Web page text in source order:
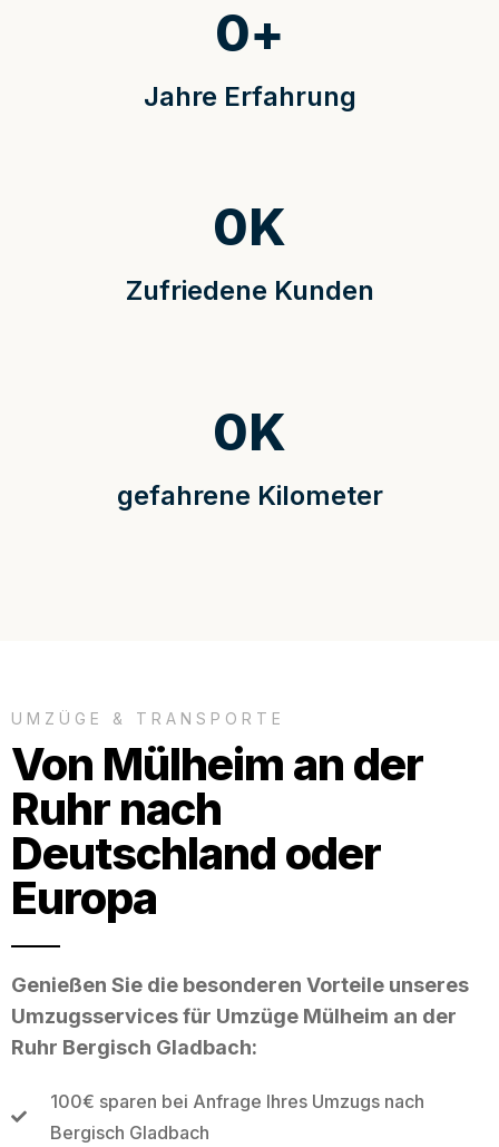
Jahre Erfahrung
0+
Zufriedene Kunden
0K
gefahrene Kilometer
0K
UMZÜGE & TRANSPORTE
Von Mülheim an der
Ruhr nach
Deutschland oder
Europa
Genießen Sie die besonderen Vorteile unseres
Umzugsservices für Umzüge Mülheim an der
Ruhr Bergisch Gladbach:
100€ sparen bei Anfrage Ihres Umzugs nach
Bergisch Gladbach